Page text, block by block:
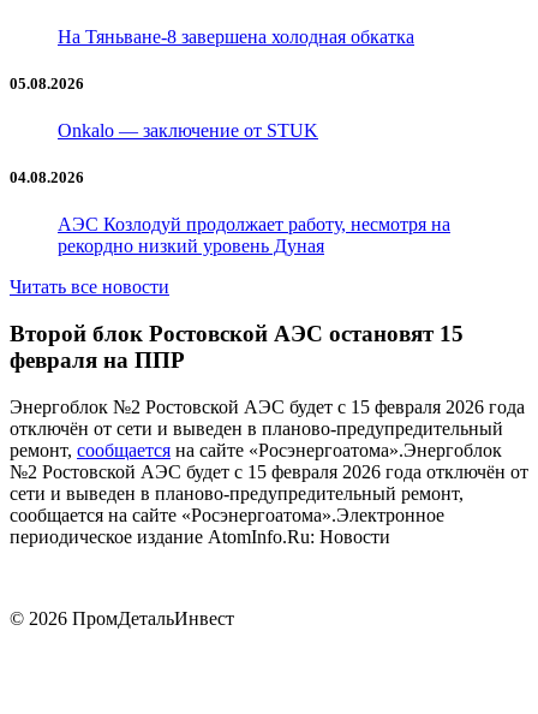
На Тяньванe-8 завершена холодная обкатка
05.08.2026
Onkalo — заключение от STUK
04.08.2026
АЭС Козлодуй продолжает работу, несмотря на
рекордно низкий уровень Дуная
Читать все новости
Второй блок Ростовской АЭС остановят 15
февраля на ППР
Энергоблок №2 Ростовской АЭС будет с 15 февраля 2026 года
отключён от сети и выведен в планово-предупредительный
ремонт, сообщается на сайте «Росэнергоатома».Энергоблок
№2 Ростовской АЭС будет с 15 февраля 2026 года отключён от
сети и выведен в планово-предупредительный ремонт,
сообщается на сайте «Росэнергоатома».Электронное
периодическое издание AtomInfo.Ru: Новости ​
© 2026 ПромДетальИнвест